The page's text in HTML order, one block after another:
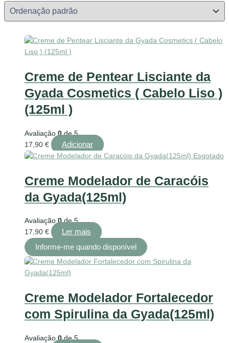
Creme de Pentear Lisciante da
Gyada Cosmetics ( Cabelo Liso )
(125ml )
Avaliação 0de 5
17,90 € Adicionar
Esgotado
Creme Modelador de Caracóis
da Gyada(125ml)
Avaliação0de 5
17,90 € Ler mais
Creme Modelador Fortalecedor
com Spirulina da Gyada(125ml)
Avaliação 0de 5